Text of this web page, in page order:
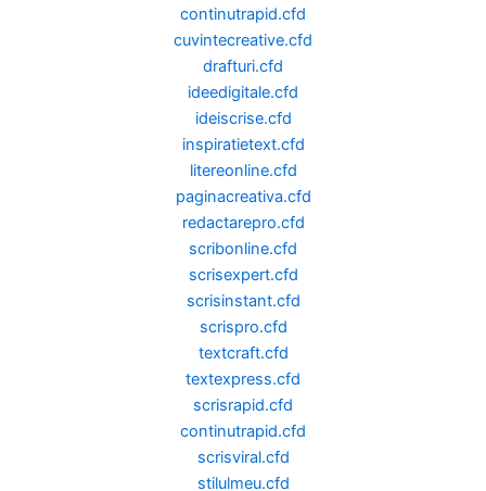
continutrapid.cfd
cuvintecreative.cfd
drafturi.cfd
ideedigitale.cfd
ideiscrise.cfd
inspiratietext.cfd
litereonline.cfd
paginacreativa.cfd
redactarepro.cfd
scribonline.cfd
scrisexpert.cfd
scrisinstant.cfd
scrispro.cfd
textcraft.cfd
textexpress.cfd
scrisrapid.cfd
continutrapid.cfd
scrisviral.cfd
stilulmeu.cfd